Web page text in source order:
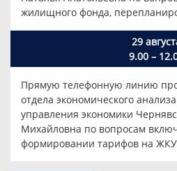
жилищного фонда,
29
9.00 –
Прямую телефонную линию
отдела экономического
управления экономики
Михайловна по вопросам
формировании тарифов на ЖКУ